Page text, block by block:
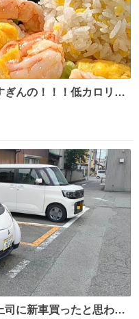
んの！！！低カロリー
司に新車買ったと思われ